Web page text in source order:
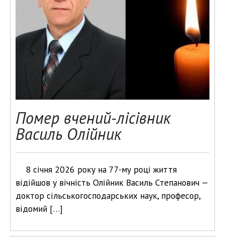
Помер вчений-лісівник
Василь Олійник
8 січня 2026 року на 77-му році життя
відійшов у вічність Олійник Василь Степанович —
доктор сільськогосподарських наук, професор,
відомий […]